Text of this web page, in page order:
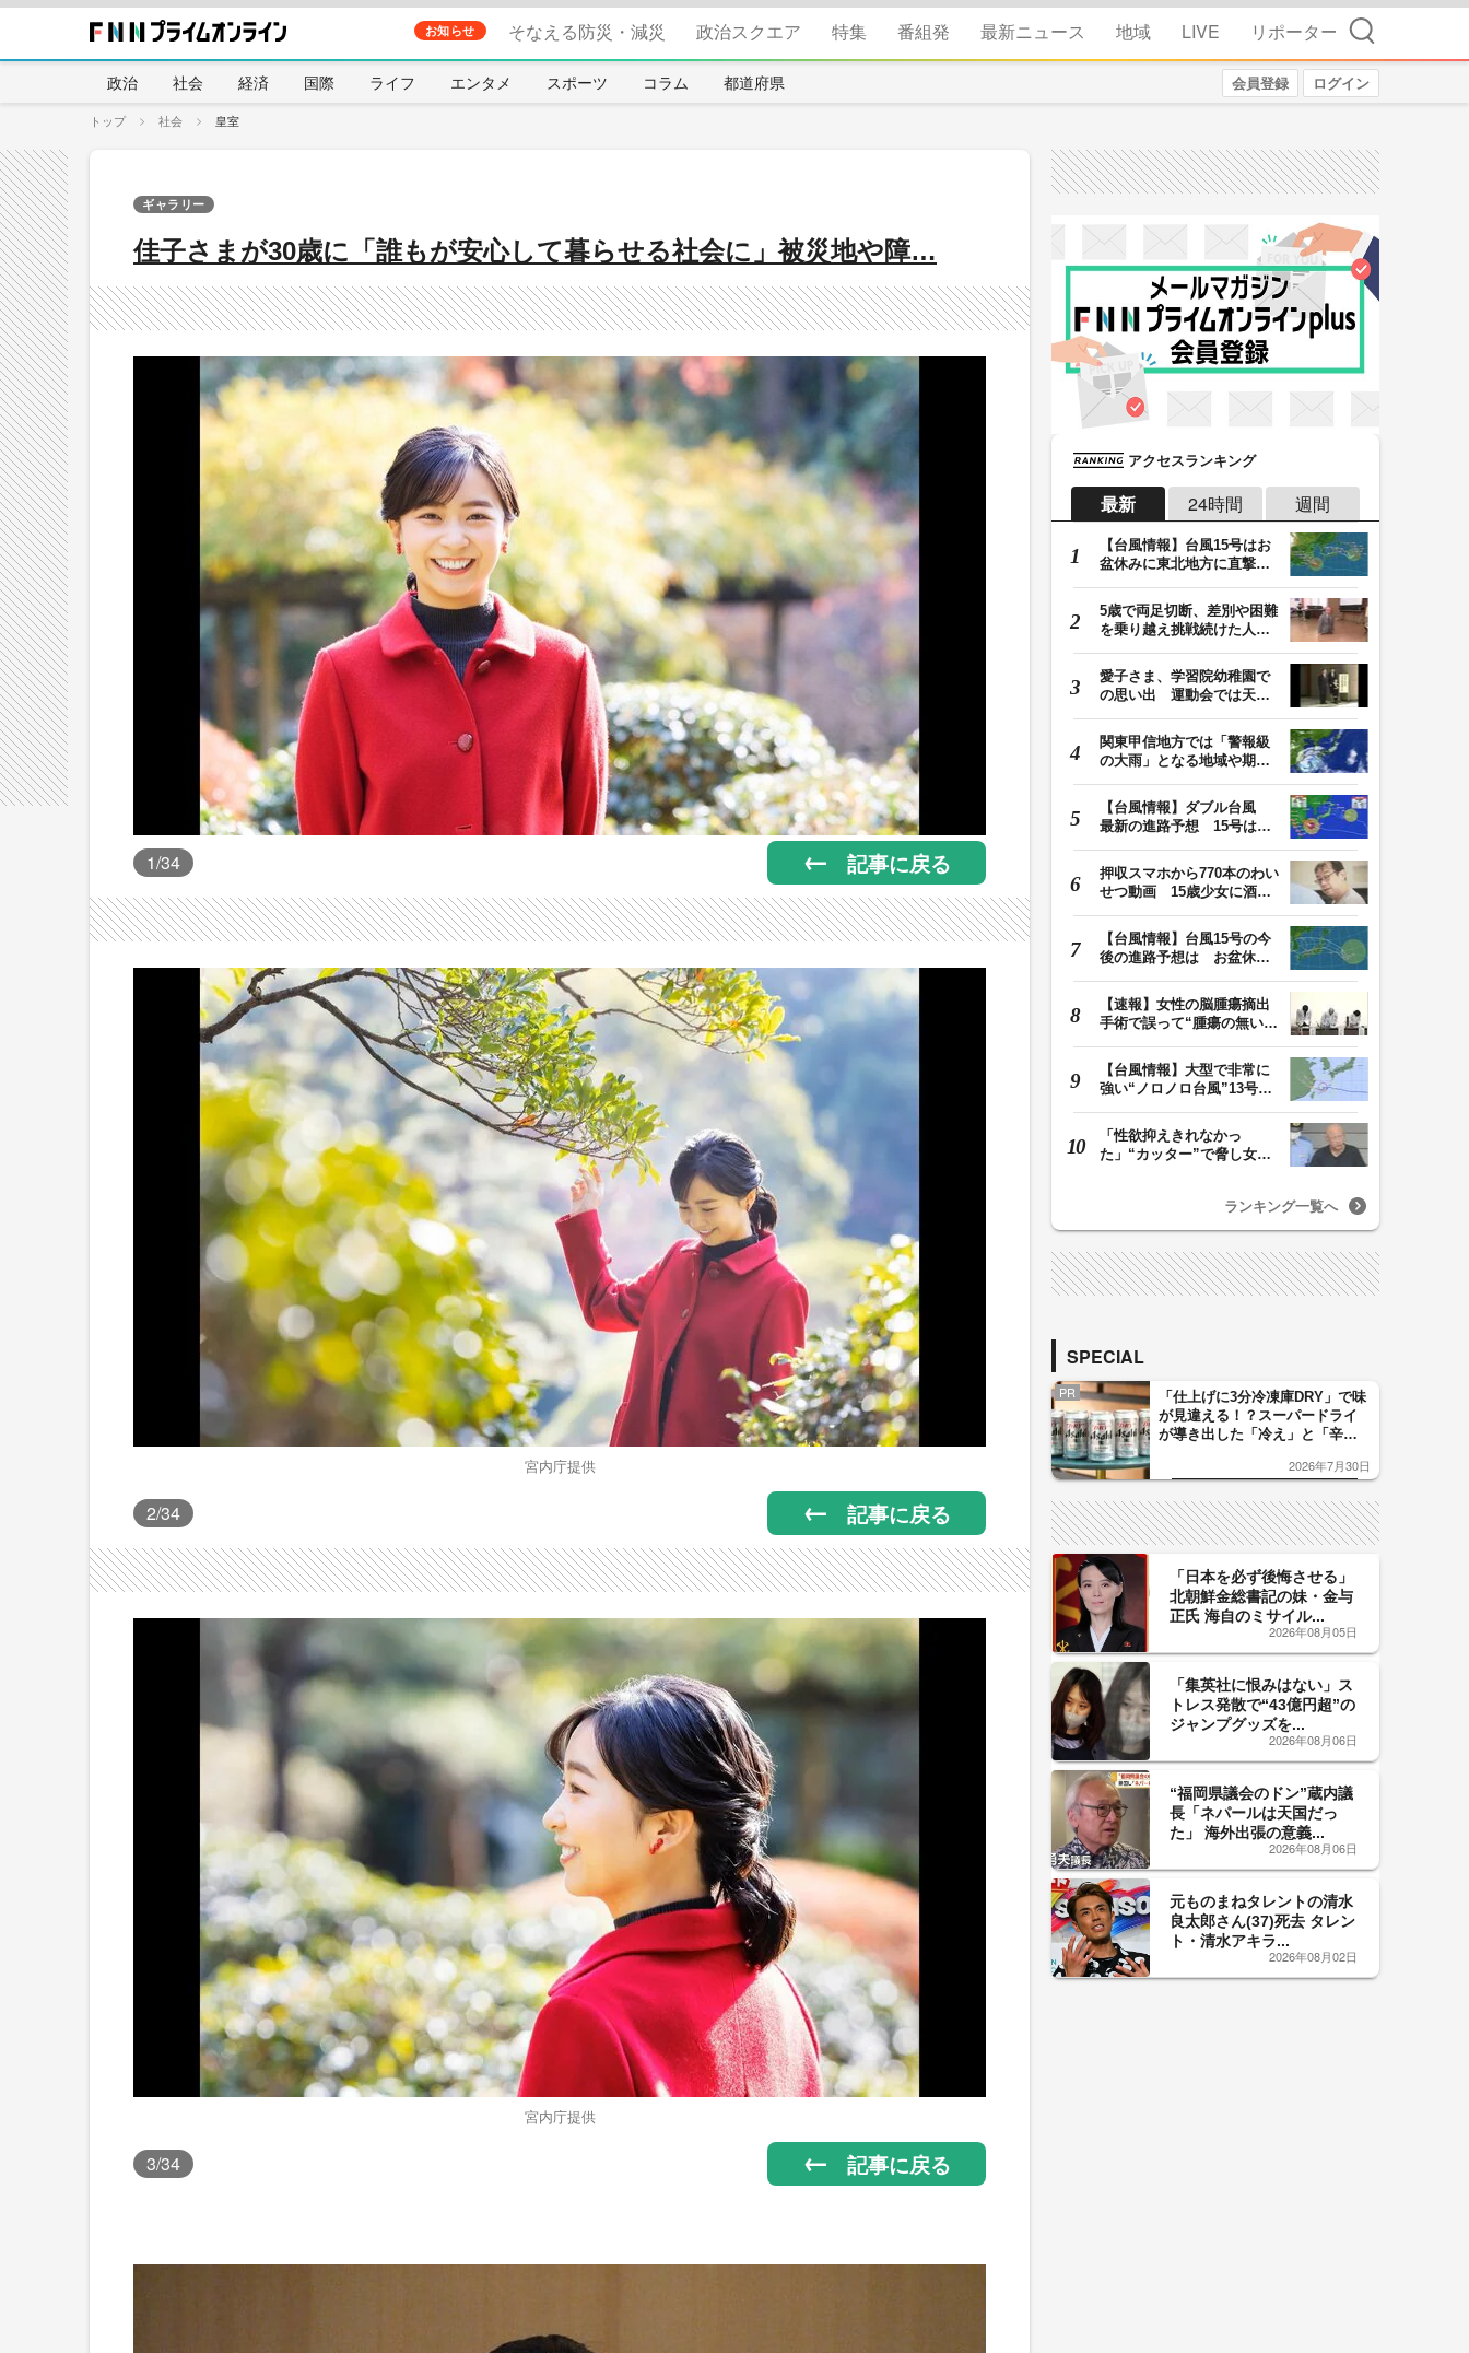
お知らせ そなえる防災・減災 政治スクエア 特集 番組発 最新ニュース 地域 LIVE リポーター 検索
政治 社会 経済 国際 ライフ エンタメ スポーツ コラム 都道府県 会員登録 ログイン
トップ 社会 皇室
佳子さまが30歳に「誰もが安心して暮らせる社会に」被災地や障…
ギャラリー
1/34 記事に戻る
宮内庁提供
2/34 記事に戻る
宮内庁提供
3/34 記事に戻る
アクセスランキング
最新 24時間 週間
【台風情報】台風15号はお
盆休みに東北地方に直撃す
5歳で両足切断、差別や困難
を乗り越え挑戦続けた人
愛子さま、学習院幼稚園で
の思い出 運動会では天皇
関東甲信地方では「警報級
の大雨」となる地域や期間
【台風情報】ダブル台風
最新の進路予想 15号は北
押収スマホから770本のわい
せつ動画 15歳少女に酒と
【台風情報】台風15号の今
後の進路予想は お盆休み
【速報】女性の脳腫瘍摘出
手術で誤って“腫瘍の無い部
【台風情報】大型で非常に
強い“ノロノロ台風”13号の
「性欲抑えきれなかっ
た」“カッター”で脅し女子
ランキング一覧へ
SPECIAL
PR
「仕上げに3分冷凍庫DRY」で味
が見違える！？スーパードライ
が導き出した「冷え」と「辛
した「辛口カーブ」が飲み頃の
2026年7月30日
「日本を必ず後悔させる」
北朝鮮金総書記の妹・金与
正氏 海自のミサイル...
2026年08月05日
「集英社に恨みはない」ス
トレス発散で“43億円超”の
ジャンプグッズを...
2026年08月06日
“福岡県議会のドン”蔵内議
長「ネパールは天国だっ
た」 海外出張の意義...
2026年08月06日
元ものまねタレントの清水
良太郎さん(37)死去 タレン
ト・清水アキラ...
2026年08月02日